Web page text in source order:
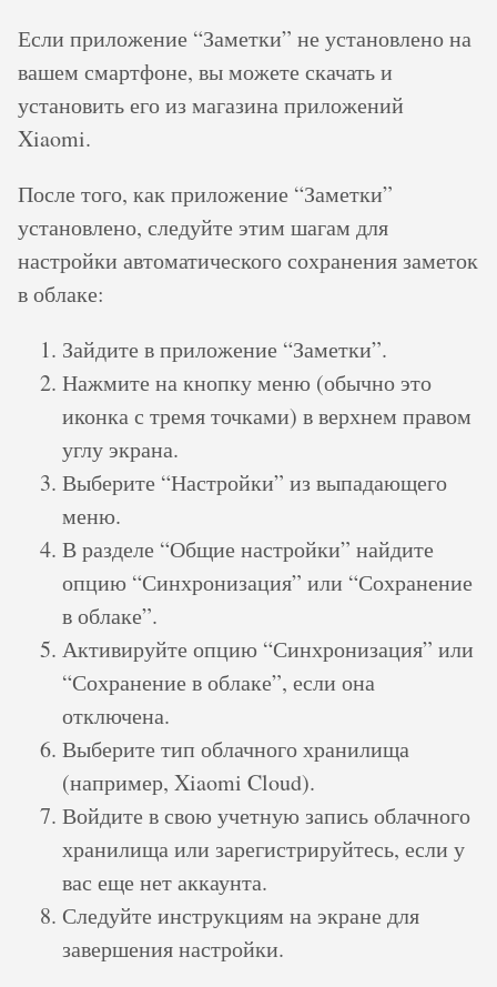
Если приложение “Заметки” не установлено на
вашем смартфоне, вы можете скачать и
установить его из магазина приложений
Xiaomi.
После того, как приложение “Заметки”
установлено, следуйте этим шагам для
настройки автоматического сохранения заметок
в облаке:
Зайдите в приложение “Заметки”.
Нажмите на кнопку меню (обычно это
иконка с тремя точками) в верхнем правом
углу экрана.
Выберите “Настройки” из выпадающего
меню.
В разделе “Общие настройки” найдите
опцию “Синхронизация” или “Сохранение
в облаке”.
Активируйте опцию “Синхронизация” или
“Сохранение в облаке”, если она
отключена.
Выберите тип облачного хранилища
(например, Xiaomi Cloud).
Войдите в свою учетную запись облачного
хранилища или зарегистрируйтесь, если у
вас еще нет аккаунта.
Следуйте инструкциям на экране для
завершения настройки.